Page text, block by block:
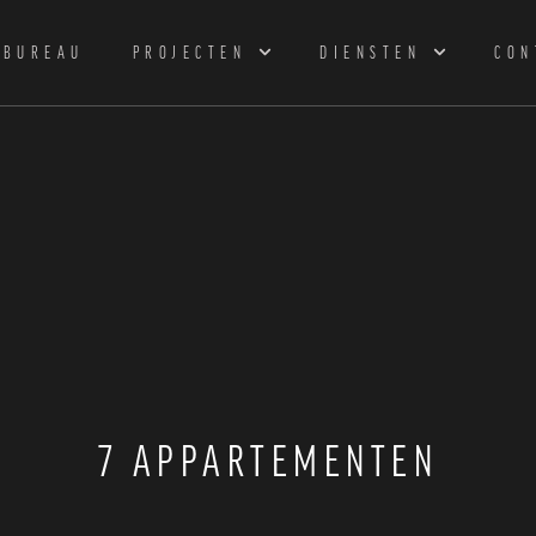
BUREAU PROJECTEN DIENSTEN
7 APPARTEMENTEN